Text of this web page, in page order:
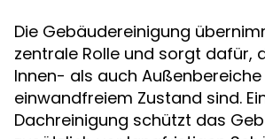
Die Gebäudereinigung
zentrale Rolle und sorgt dafür,
Innen- als auch Außenbereiche
einwandfreiem Zustand sind.
Dachreinigung schützt das